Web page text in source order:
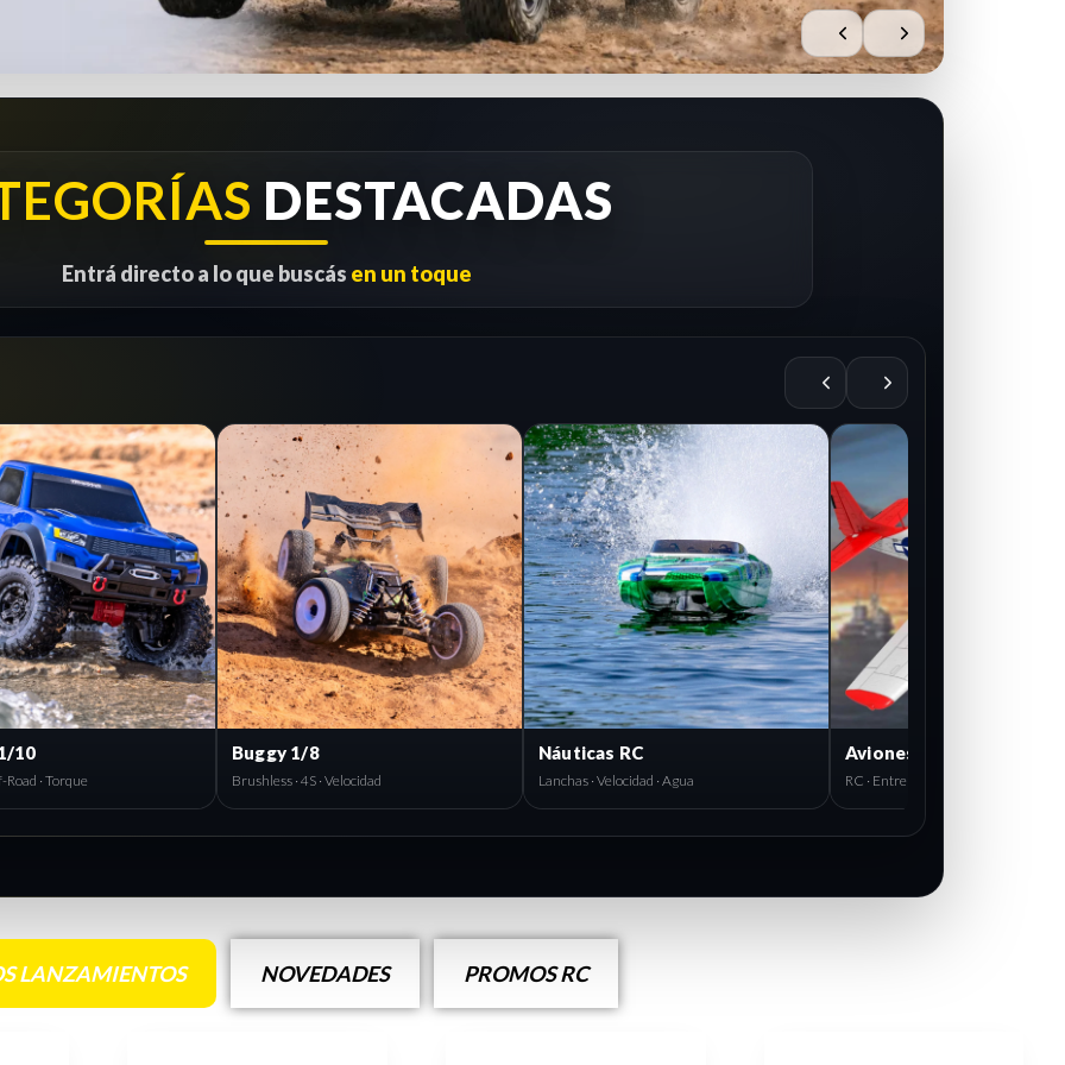
DESTACADAS
Entrá directo a lo que buscás en un toque
1/8
Buggy 1/8
Brushless · 4S · Velocidad
RC
Náuticas RC
Lanchas · Velocidad · Agua
AIRE
Aviones
RC · Entrenadores · Escala
LANZAMIENTOS NOVEDADES PROMOS RC